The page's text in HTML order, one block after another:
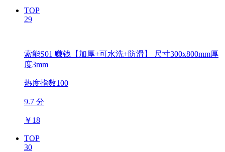
TOP
29
索能S01 赚钱【加厚+可水洗+防滑】 尺寸300x800mm厚
度3mm
热度指数100
9.7 分
￥ 18
TOP
30